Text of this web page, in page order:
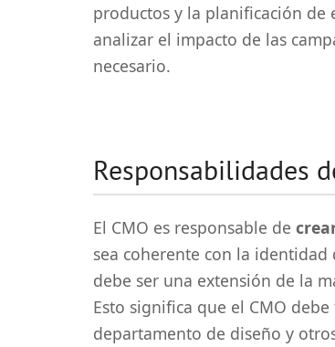
productos y la planificación de
analizar el impacto de las
necesario.
Responsabilidades
El CMO es responsable de
sea coherente con la
debe ser una extensión de la
Esto significa que el CMO
departamento de diseño y